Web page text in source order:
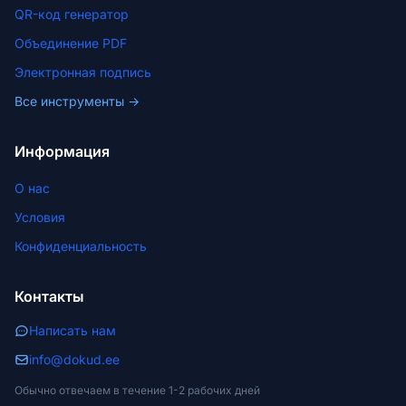
QR-код генератор
Объединение PDF
Электронная подпись
Все инструменты →
Информация
О нас
Условия
Конфиденциальность
Контакты
Написать нам
info@dokud.ee
Обычно отвечаем в течение 1-2 рабочих дней